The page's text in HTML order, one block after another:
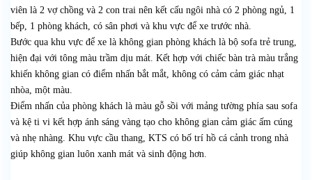
viên là 2 vợ chồng và 2 con trai nên kết cấu ngôi nhà có 2 phòng ngủ, 1
bếp, 1 phòng khách, có sân phơi và khu vực để xe trước nhà.
Bước qua khu vực để xe là không gian phòng khách là bộ sofa trẻ trung,
hiện đại với tông màu trầm dịu mát. Kết hợp với chiếc bàn trà màu trắng
khiến không gian có điểm nhấn bắt mắt, không có cảm cảm giác nhạt
nhòa, một màu.
Điểm nhấn của phòng khách là màu gỗ sồi với mảng tường phía sau sofa
và kệ ti vi kết hợp ánh sáng vàng tạo cho không gian cảm giác ấm cúng
và nhẹ nhàng. Khu vực cầu thang, KTS có bố trí hồ cá cảnh trong nhà
giúp không gian luôn xanh mát và sinh động hơn.